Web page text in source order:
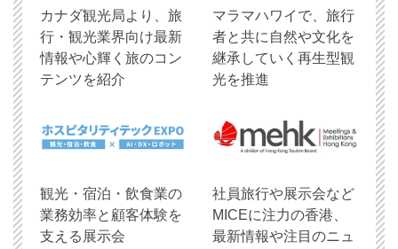
​カナダ観光局より、旅
行・観光業界向け最新
情報や心輝く旅のコン
テンツを紹介
マラマハワイで、旅行
者と共に自然や文化を
継承していく再生型観
光を推進
観光・宿泊・飲食業の
業務効率と顧客体験を
支える展示会
社員旅行や展示会など
MICEに注力の香港、
最新情報や注目のニュ